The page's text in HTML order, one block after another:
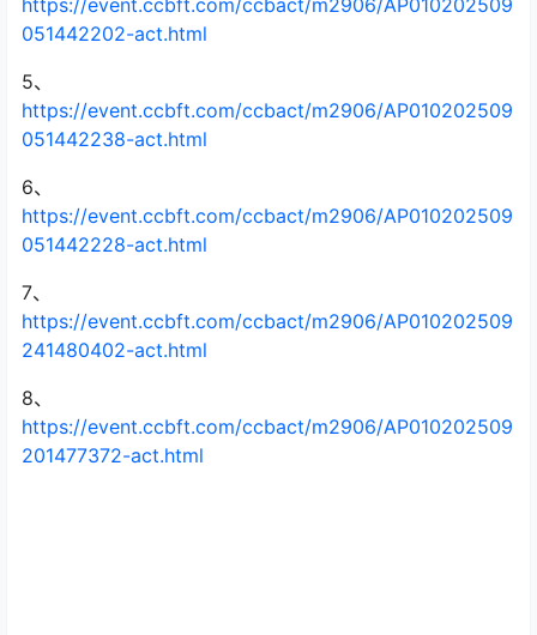
https://event.ccbft.com/ccbact/m2906/AP010202509
051442202-act.html
5、
https://event.ccbft.com/ccbact/m2906/AP010202509
051442238-act.html
6、
https://event.ccbft.com/ccbact/m2906/AP010202509
051442228-act.html
7、
https://event.ccbft.com/ccbact/m2906/AP010202509
241480402-act.html
8、
https://event.ccbft.com/ccbact/m2906/AP010202509
201477372-act.html